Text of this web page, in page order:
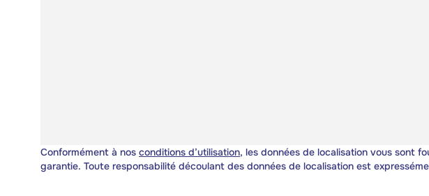
Conformément à nos conditions d’utilisation, les données de localisation vous sont
garantie. Toute responsabilité découlant des données de localisation est